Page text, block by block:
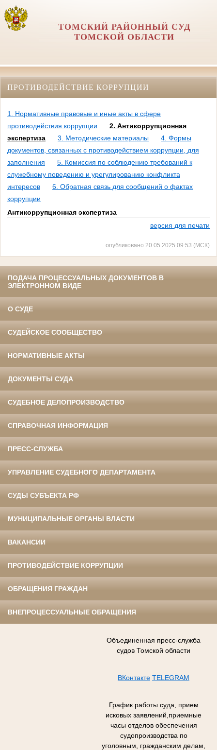
ТОМСКИЙ РАЙОННЫЙ СУД
ТОМСКОЙ ОБЛАСТИ
ПРОТИВОДЕЙСТВИЕ КОРРУПЦИИ
1. Нормативные правовые и иные акты в сфере
противодействия коррупции
2. Антикоррупционная
экспертиза
3. Методические материалы
4. Формы
документов, связанных с противодействием коррупции, для
заполнения
5. Комиссия по соблюдению требований к
служебному поведению и урегулированию конфликта
интересов
6. Обратная связь для сообщений о фактах
коррупции
Антикоррупционная экспертиза
версия для печати
опубликовано 20.05.2025 09:53 (МСК)
ПОДАЧА ПРОЦЕССУАЛЬНЫХ ДОКУМЕНТОВ В
ЭЛЕКТРОННОМ ВИДЕ
О СУДЕ
СУДЕЙСКОЕ СООБЩЕСТВО
НОРМАТИВНЫЕ АКТЫ
ДОКУМЕНТЫ СУДА
СУДЕБНОЕ ДЕЛОПРОИЗВОДСТВО
СПРАВОЧНАЯ ИНФОРМАЦИЯ
ПРЕСС-СЛУЖБА
УПРАВЛЕНИЕ СУДЕБНОГО ДЕПАРТАМЕНТА
СУДЫ СУБЪЕКТА РФ
МУНИЦИПАЛЬНЫЕ ОРГАНЫ ВЛАСТИ
ВАКАНСИИ
ПРОТИВОДЕЙСТВИЕ КОРРУПЦИИ
ОБРАЩЕНИЯ ГРАЖДАН
ВНЕПРОЦЕССУАЛЬНЫЕ ОБРАЩЕНИЯ
Объединенная пресс-служба
судов Томской области
ВКонтакте TELEGRAM
График работы суда, прием
исковых заявлений,приемные
часы отделов обеспечения
судопроизводства по
уголовным, гражданским делам,